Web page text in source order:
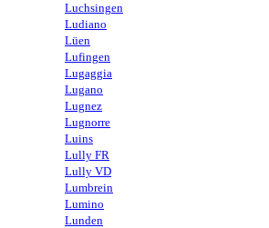
Luchsingen
Ludiano
Lüen
Lufingen
Lugaggia
Lugano
Lugnez
Lugnorre
Luins
Lully FR
Lully VD
Lumbrein
Lumino
Lunden